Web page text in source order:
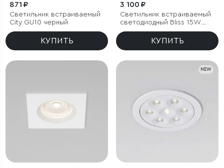
871 ₽
Светильник встраиваемый
City GU10 черный
КУПИТЬ
3 100 ₽
Светильник встраиваемый
светодиодный Bliss 15W
4000K черный
КУПИТЬ
NEW